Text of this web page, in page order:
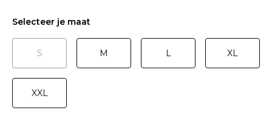
Selecteer je maat
S M L XL
XXL